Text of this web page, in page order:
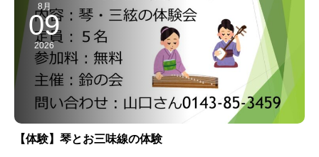
8月
09
2026
【体験】琴とお三味線の体験